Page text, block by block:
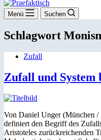
Menü Suchen
Schlagwort
Zufall
Zufall und System
Von Daniel Unger (München
definiert den Begriff des
Aristoteles zurückreichenden